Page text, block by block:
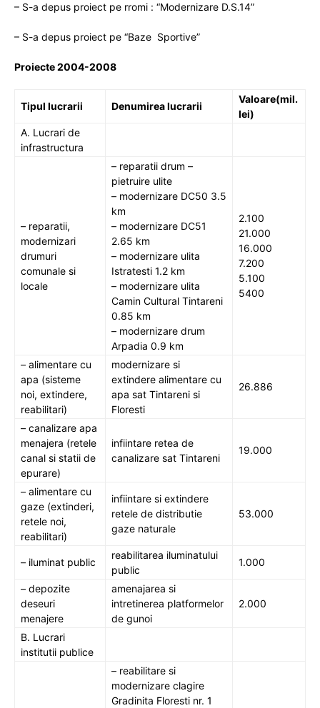
– S-a depus proiect pe rromi : “Modernizare D.S.14”
– S-a depus proiect pe “Baze Sportive”
Proiecte 2004-2008
Tipul lucrarii Denumirea lucrarii
Valoare(mil.
lei)
A. Lucrari de
infrastructura
– reparatii,
modernizari
drumuri
comunale si
locale
– reparatii drum –
pietruire ulite
– modernizare DC50 3.5
km
– modernizare DC51
2.65 km
– modernizare ulita
Istratesti 1.2 km
– modernizare ulita
Camin Cultural Tintareni
0.85 km
– modernizare drum
Arpadia 0.9 km
2.100
21.000
16.000
7.200
5.100
5400
– alimentare cu
apa (sisteme
noi, extindere,
reabilitari)
modernizare si
extindere alimentare cu
apa sat Tintareni si
Floresti
26.886
– canalizare apa
menajera (retele
canal si statii de
epurare)
infiintare retea de
canalizare sat Tintareni
19.000
– alimentare cu
gaze (extinderi,
retele noi,
reabilitari)
infiintare si extindere
retele de distributie
gaze naturale
53.000
– iluminat public
reabilitarea iluminatului
public
1.000
– depozite
deseuri
menajere
amenajarea si
intretinerea platformelor
de gunoi
2.000
B. Lucrari
institutii publice
– reabilitare si
modernizare clagire
Gradinita Floresti nr. 1